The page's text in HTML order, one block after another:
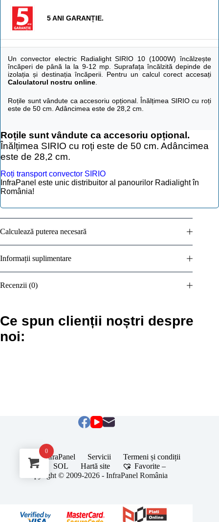
5 ANI GARANȚIE.
Un convector electric Radialight SIRIO 10 (1000W) încălzește
încăperi de până la la 9-12 mp. Suprafața încălzită depinde de
izolația și destinația încăperii. Pentru un calcul corect accesați
Calculatorul nostru online
Roțile sunt vândute ca accesoriu opțional. Înălțimea SIRIO cu roți
este de 50 cm. Adâncimea este de 28,2 cm.
Roțile sunt vândute ca accesoriu opțional.
Înălțimea SIRIO cu roți este de 50 cm. Adâncimea
este de 28,2 cm.
Roți transport convector SIRIO
InfraPanel este unic distribuitor al panourilor Radialightîn
România!
Calculează puterea necesară
Informații suplimentare
Recenzii (0)
Ce spun clienții noștri despre
noi:
Despre InfraPanel Servicii
Termeni și condiții
ANPC
SOL Hartă site
Favorite –
Copyright © 2009-2026 - InfraPanel România
0